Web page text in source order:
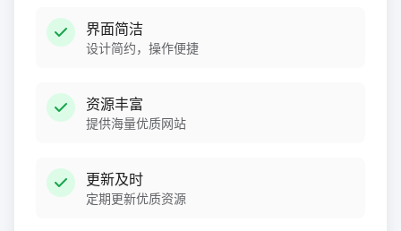
界面简洁
设计简约，操作便捷
资源丰富
提供海量优质网站
更新及时
定期更新优质资源